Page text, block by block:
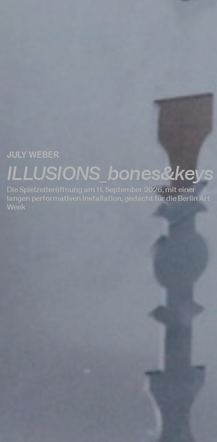
ILLUSIONS_bones&keys
Die Spielzeiteröffnung am 11. September 2026, mit einer
langen performativen Installation, gedacht für die Berlin Art
Week